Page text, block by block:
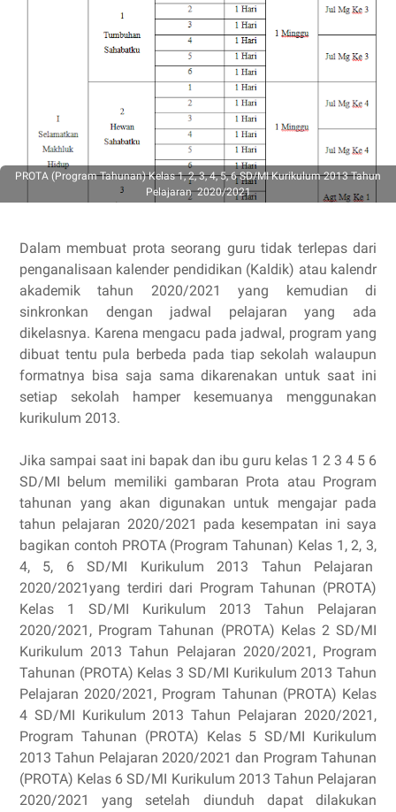
PROTA (Program Tahunan) Kelas 1, 2, 3, 4, 5, 6 SD/MI Kurikulum 2013 Tahun
Pelajaran 2020/2021
Dalam membuat prota seorang guru tidak terlepas dari
penganalisaan kalender pendidikan (Kaldik) atau kalendr
akademik tahun 2020/2021 yang kemudian di
sinkronkan dengan jadwal pelajaran yang ada
dikelasnya. Karena mengacu pada jadwal, program yang
dibuat tentu pula berbeda pada tiap sekolah walaupun
formatnya bisa saja sama dikarenakan untuk saat ini
setiap sekolah hamper kesemuanya menggunakan
kurikulum 2013.
Jika sampai saat ini bapak dan ibu guru kelas 1 2 3 4 5 6
SD/MI belum memiliki gambaran Prota atau Program
tahunan yang akan digunakan untuk mengajar pada
tahun pelajaran 2020/2021 pada kesempatan ini saya
bagikan contoh PROTA (Program Tahunan) Kelas 1, 2, 3,
4, 5, 6 SD/MI Kurikulum 2013 Tahun Pelajaran
2020/2021yang terdiri dari Program Tahunan (PROTA)
Kelas 1 SD/MI Kurikulum 2013 Tahun Pelajaran
2020/2021, Program Tahunan (PROTA) Kelas 2 SD/MI
Kurikulum 2013 Tahun Pelajaran 2020/2021, Program
Tahunan (PROTA) Kelas 3 SD/MI Kurikulum 2013 Tahun
Pelajaran 2020/2021, Program Tahunan (PROTA) Kelas
4 SD/MI Kurikulum 2013 Tahun Pelajaran 2020/2021,
Program Tahunan (PROTA) Kelas 5 SD/MI Kurikulum
2013 Tahun Pelajaran 2020/2021 dan Program Tahunan
(PROTA) Kelas 6 SD/MI Kurikulum 2013 Tahun Pelajaran
2020/2021 yang setelah diunduh dapat dilakukan